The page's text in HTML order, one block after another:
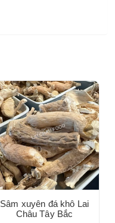
Sâm xuyên đá khô Lai
Châu Tây Bắc